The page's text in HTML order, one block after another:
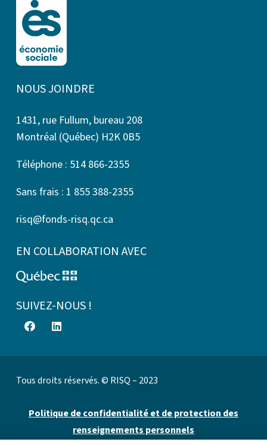
NOUS JOINDRE
1431, rue Fullum, bureau 208
Montréal (Québec) H2K 0B5
Téléphone : 514 866-2355
Sans frais : 1 855 388-2355
risq@fonds-risq.qc.ca
EN COLLABORATION AVEC
SUIVEZ-NOUS !
Tous droits réservés. © RISQ – 2023
Politique de confidentialité et de protection des
renseignements personnels